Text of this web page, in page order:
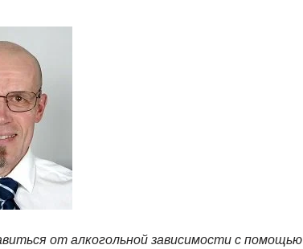
от алкогольной зависимости с помощью